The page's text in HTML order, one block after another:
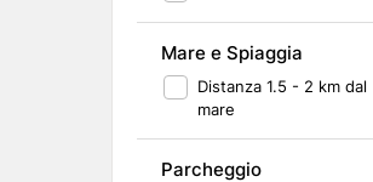
Mare e Spiaggia
Distanza 1.5 - 2 km dal
mare
Parcheggio